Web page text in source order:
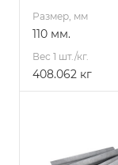
Размер, мм
110 мм.
Вес 1 шт./кг.
408.062 кг